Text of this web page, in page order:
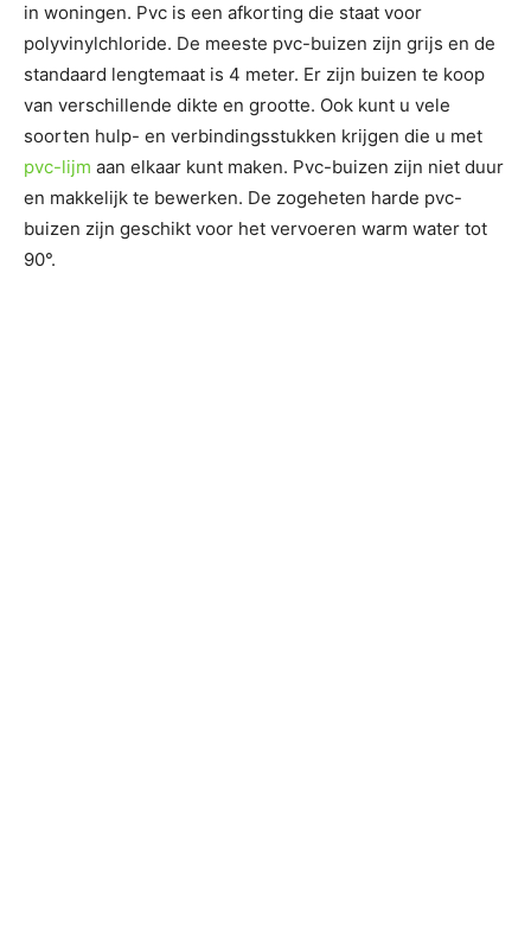
in woningen. Pvc is een afkorting die staat voor
polyvinylchloride. De meeste pvc-buizen zijn grijs en de
standaard lengtemaat is 4 meter. Er zijn buizen te koop
van verschillende dikte en grootte. Ook kunt u vele
soorten hulp- en verbindingsstukken krijgen die u met
pvc-lijm aan elkaar kunt maken. Pvc-buizen zijn niet duur
en makkelijk te bewerken. De zogeheten harde pvc-
buizen zijn geschikt voor het vervoeren warm water tot
90°.